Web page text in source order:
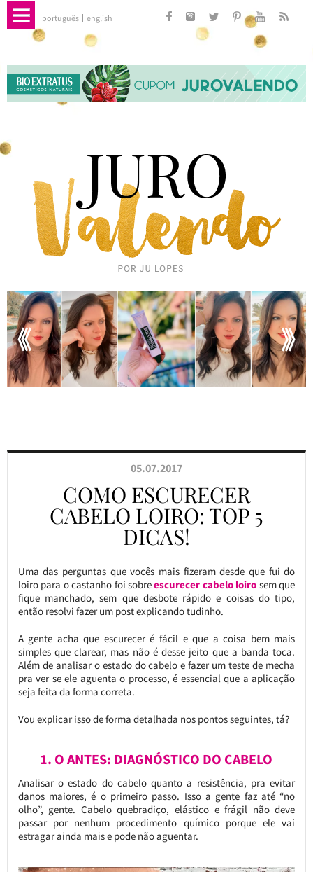
português english
05.07.2017
COMO ESCURECER
CABELO LOIRO: TOP 5
DICAS!
Uma das perguntas que vocês mais fizeram desde que fui do
loiro para o castanho foi sobreescurecer cabelo loiro sem que
fique manchado, sem que desbote rápido e coisas do tipo,
então resolvi fazer um post explicando tudinho.
A gente acha que escurecer é fácil e que a coisa bem mais
simples que clarear, mas não é desse jeito que a banda toca.
Além de analisar o estado do cabelo e fazer um teste de mecha
pra ver se ele aguenta o processo, é essencial que a aplicação
seja feita da forma correta.
Vou explicar isso de forma detalhada nos pontos seguintes, tá?
1. O ANTES: DIAGNÓSTICO DO CABELO
Analisar o estado do cabelo quanto a resistência, pra evitar
danos maiores, é o primeiro passo. Isso a gente faz até “no
olho”, gente. Cabelo quebradiço, elástico e frágil não deve
passar por nenhum procedimento químico porque ele vai
estragar ainda mais e pode não aguentar.